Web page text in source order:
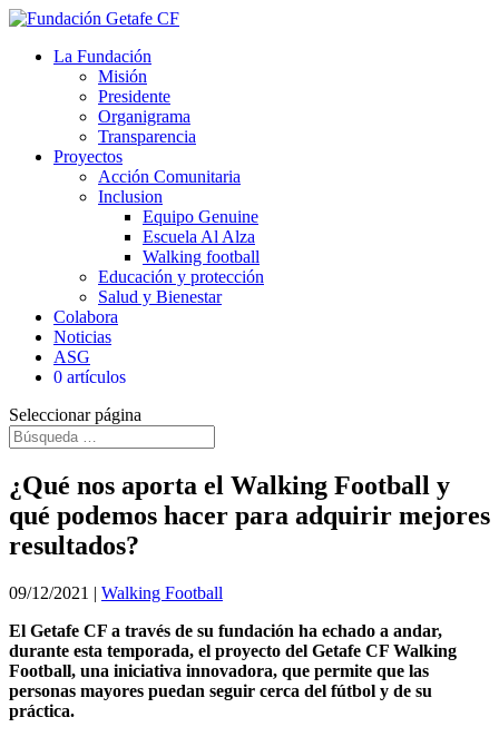
La Fundación
Misión
Presidente
Organigrama
Transparencia
Proyectos
Acción Comunitaria
Inclusion
Equipo Genuine
Escuela Al Alza
Walking football
Educación y protección
Salud y Bienestar
Colabora
Noticias
ASG
0 artículos
Seleccionar página
¿Qué nos aporta el Walking Football y
qué podemos hacer para adquirir mejores
resultados?
09/12/2021 | Walking Football
El Getafe CF a través de su fundación ha echado a andar,
durante esta temporada, el proyecto del Getafe CF Walking
Football, una iniciativa innovadora, que permite que las
personas mayores puedan seguir cerca del fútbol y de su
práctica.